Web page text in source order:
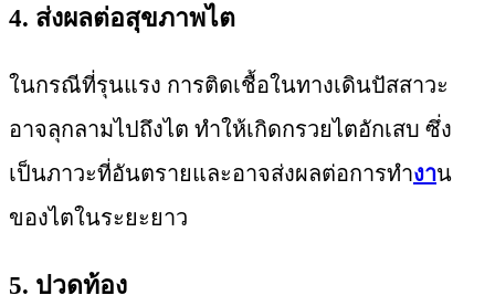
4. ส่งผลต่อสุขภาพไต
ในกรณีที่รุนแรง การติดเชื้อในทางเดินปัสสาวะ
อาจลุกลามไปถึงไต ทำให้เกิดกรวยไตอักเสบ ซึ่ง
เป็นภาวะที่อันตรายและอาจส่งผลต่อการทำงาน
ของไตในระยะยาว
5. ปวดท้อง